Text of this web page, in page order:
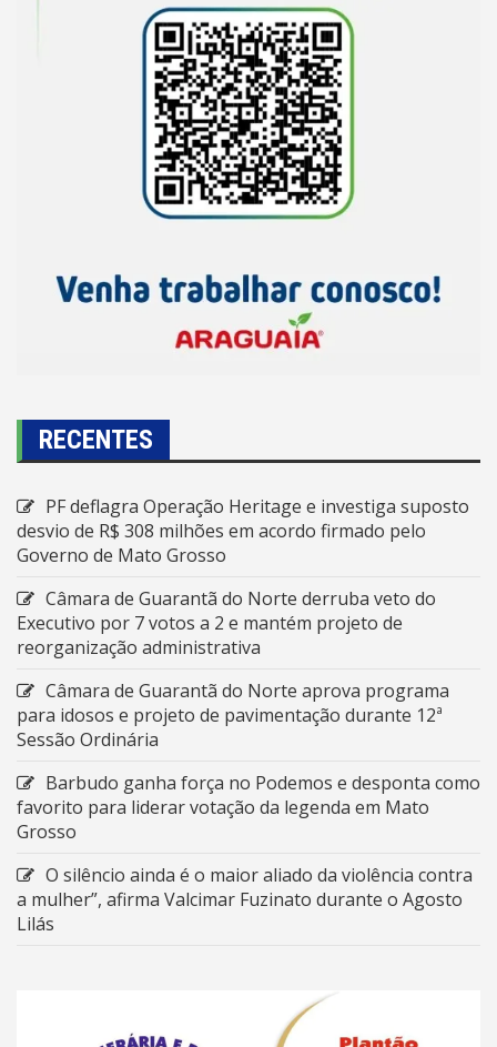
RECENTES
PF deflagra Operação Heritage e investiga suposto
desvio de R$ 308 milhões em acordo firmado pelo
Governo de Mato Grosso
Câmara de Guarantã do Norte derruba veto do
Executivo por 7 votos a 2 e mantém projeto de
reorganização administrativa
Câmara de Guarantã do Norte aprova programa
para idosos e projeto de pavimentação durante 12ª
Sessão Ordinária
Barbudo ganha força no Podemos e desponta como
favorito para liderar votação da legenda em Mato
Grosso
O silêncio ainda é o maior aliado da violência contra
a mulher”, afirma Valcimar Fuzinato durante o Agosto
Lilás